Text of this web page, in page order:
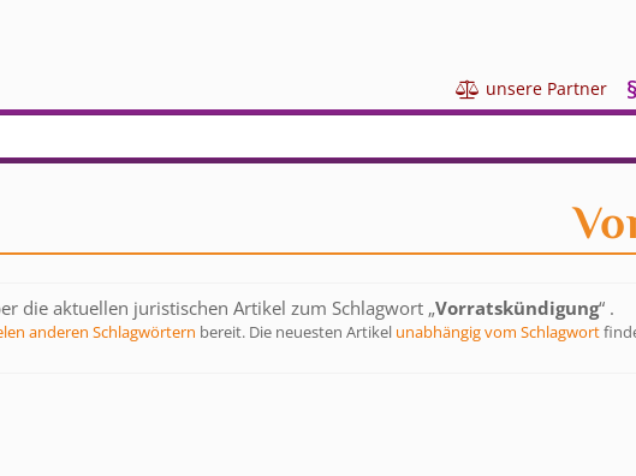
 unsere Partner §
die aktuellen juristischen Artikel zum Schlagwort „Vorratskündigung“ .
anderen Schlagwörtern bereit. Die neuesten Artikel unabhängig vom Schlagwort